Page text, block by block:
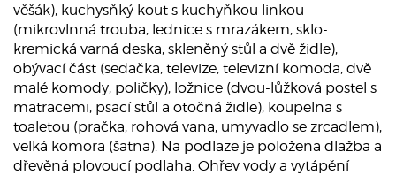
věšák), kuchysňký kout s kuchyňkou linkou
(mikrovlnná trouba, lednice s mrazákem, sklo-
kremická varná deska, skleněný stůl a dvě židle),
obývací část (sedačka, televize, televizní komoda, dvě
malé komody, poličky), ložnice (dvou-lůžková postel s
matracemi, psací stůl a otočná židle), koupelna s
toaletou (pračka, rohová vana, umyvadlo se zrcadlem),
velká komora (šatna). Na podlaze je položena dlažba a
dřevěná plovoucí podlaha. Ohřev vody a vytápění